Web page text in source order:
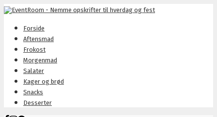
Forside
Aftensmad
Frokost
Morgenmad
Salater
Kager og brød
Snacks
Desserter